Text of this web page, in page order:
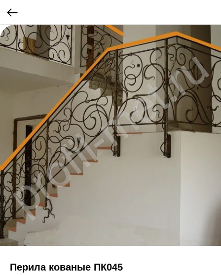
Перила кованые ПК045